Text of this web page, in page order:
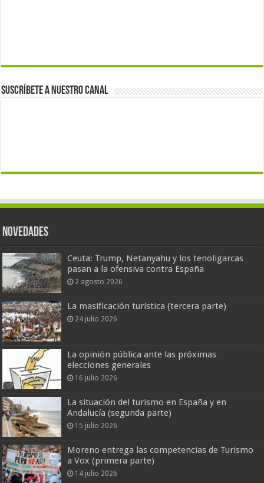
Suscríbete a nuestro canal
Novedades
Ceuta: Trump, Netanyahu y los tenoligarcas
pasan a la ofensiva contra España
2 agosto 2026
La masificación turística (tercera parte)
24 julio 2026
La opinión pública ante las próximas
elecciones generales
16 julio 2026
La situación del turismo en España y en
Andalucía (segunda parte)
15 julio 2026
Moreno entrega las competencias de Turismo
a Vox (primera parte)
14 julio 2026